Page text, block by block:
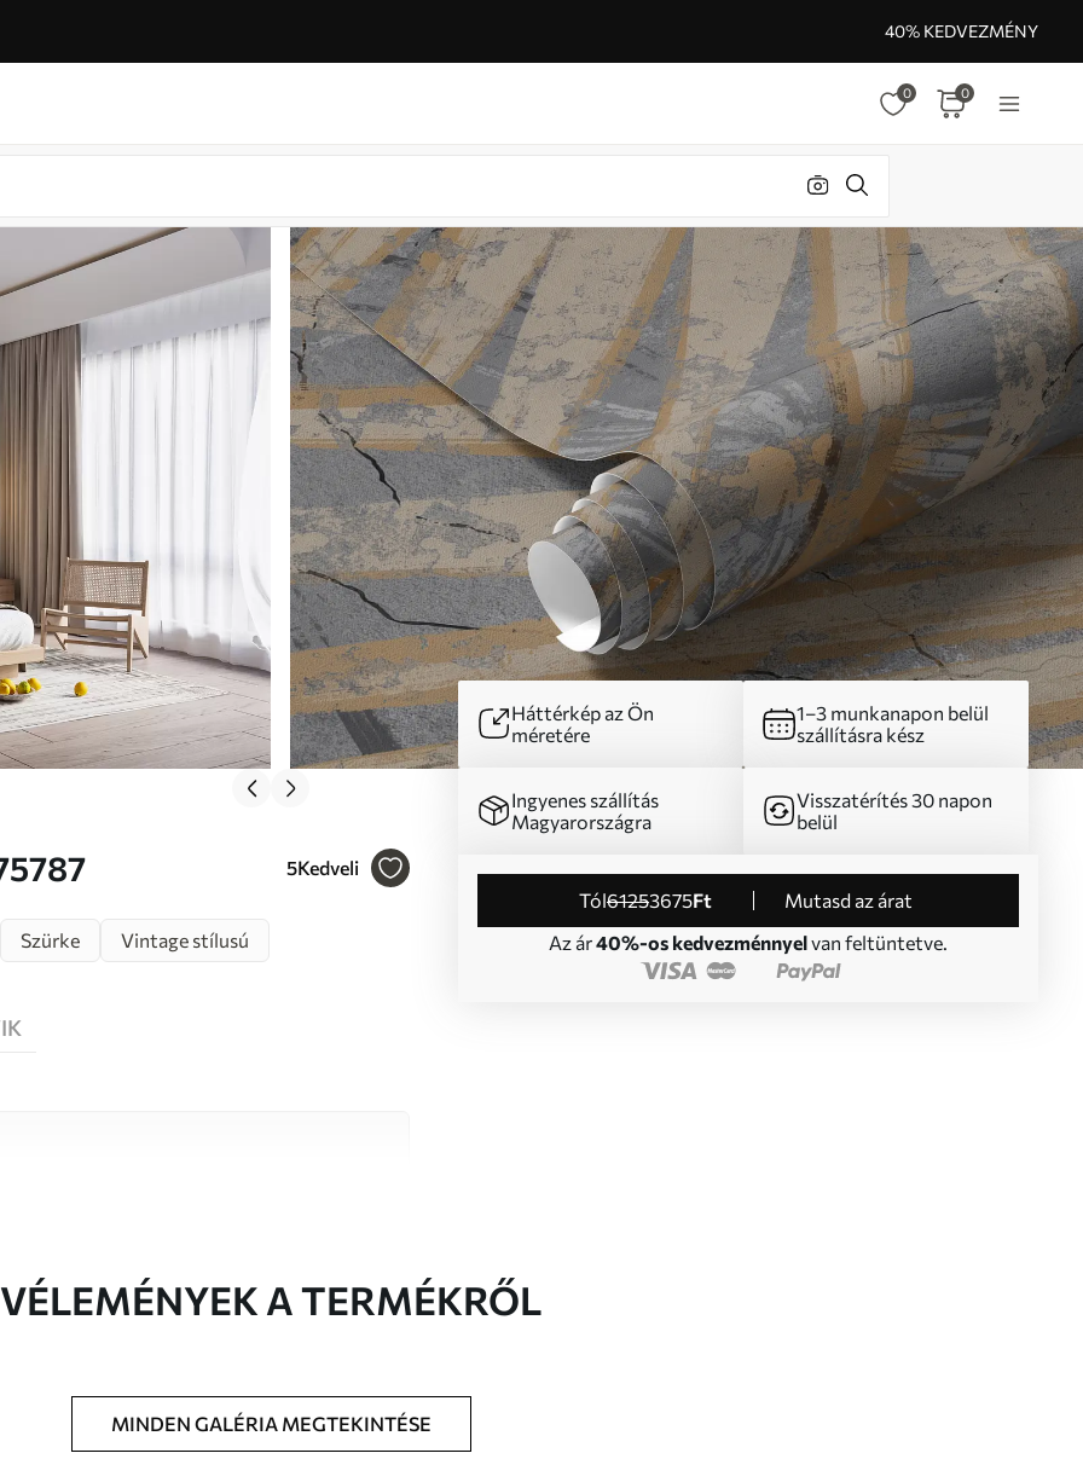
40% KEDVEZMÉNY
0 0
5Kedveli
Háttérkép az Ön
méretére
1–3 munkanapon belül
szállításra kész
Ingyenes szállítás
Magyarországra
Visszatérítés 30 napon
belül
Tól61253675Ft
Mutasd az árat
Az ár40%-os kedvezménnyelvan feltüntetve.
Szürke Vintage stílusú
méretben nyomtatjuk ki, és legfeljebb 50
VÉLEMÉNYEK A TERMÉKRŐL
MINDEN GALÉRIA MEGTEKINTÉSE